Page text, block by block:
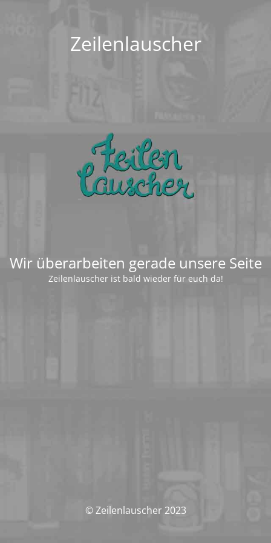
Zeilenlauscher
Wir überarbeiten gerade unsere Seite
Zeilenlauscher ist bald wieder für euch da!
© Zeilenlauscher 2023